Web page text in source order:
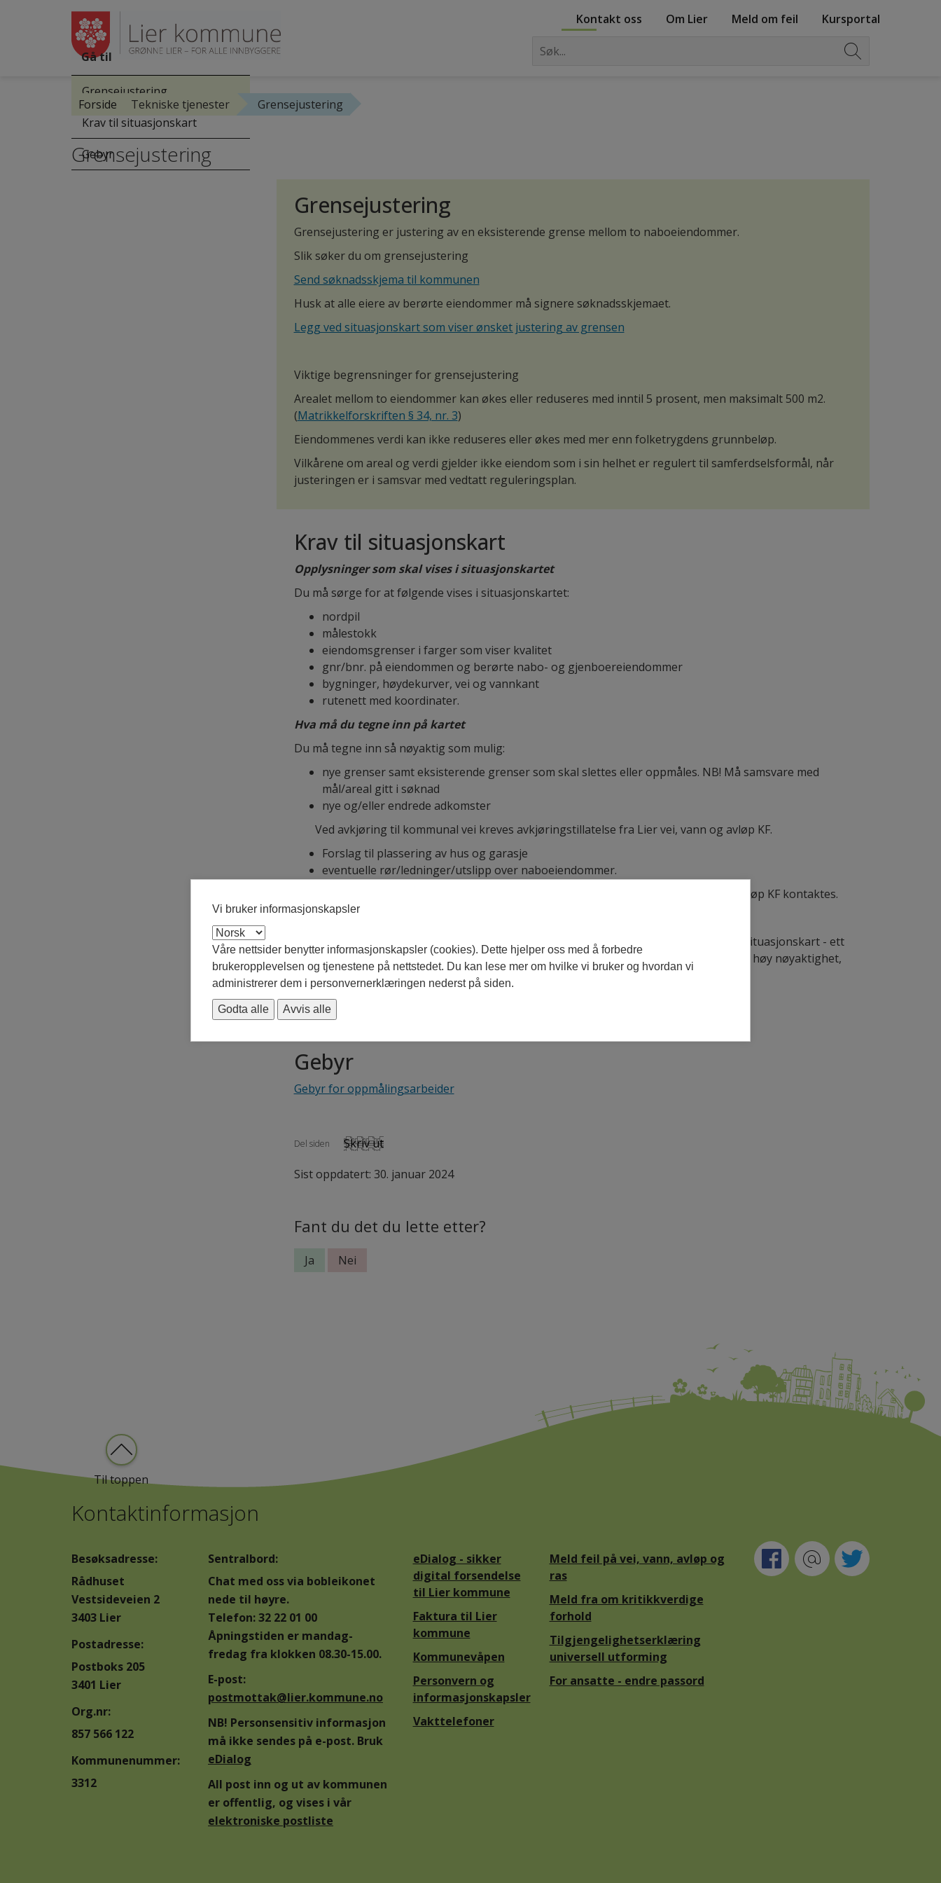
Kontakt oss Om Lier Meld om feil Kursportal
Forside Tekniske tjenester Grensejustering
Grensejustering
Gå til
Grensejustering
Krav til situasjonskart
Gebyr
Grensejustering
Grensejustering er justering av en eksisterende grense mellom to naboeiendommer.
Slik søker du om grensejustering
Send søknadsskjema til kommunen
Husk at alle eiere av berørte eiendommer må signere søknadsskjemaet.
Legg ved situasjonskart som viser ønsket justering av grensen
Viktige begrensninger for grensejustering
Arealet mellom to eiendommer kan økes eller reduseres med inntil 5 prosent, men maksimalt 500 m2.
(Matrikkelforskriften § 34, nr. 3)
Eiendommenes verdi kan ikke reduseres eller økes med mer enn folketrygdens grunnbeløp.
Vilkårene om areal og verdi gjelder ikke eiendom som i sin helhet er regulert til samferdselsformål, når
justeringen er i samsvar med vedtatt reguleringsplan.
Krav til situasjonskart
Opplysninger som skal vises i situasjonskartet
Du må sørge for at følgende vises i situasjonskartet:
nordpil
målestokk
eiendomsgrenser i farger som viser kvalitet
gnr/bnr. på eiendommen og berørte nabo- og gjenboereiendommer
bygninger, høydekurver, vei og vannkant
rutenett med koordinater.
Hva må du tegne inn på kartet
Du må tegne inn så nøyaktig som mulig:
nye grenser samt eksisterende grenser som skal slettes eller oppmåles. NB! Må samsvare med
mål/areal gitt i søknad
nye og/eller endrede adkomster
Ved avkjøring til kommunal vei kreves avkjøringstillatelse fra Lier vei, vann og avløp KF.
Forslag til plassering av hus og garasje
eventuelle rør/ledninger/utslipp over naboeiendommer.
For å vite hvor kommunale vann og avløpsledninger ligger, må Lier vei, vann og avløp KF kontaktes.
Er området regulert?
Dersom det foreligger reguleringsplan for området, er det ønskelig med to eller flere situasjonskart - ett
med og ett uten plan. Dersom reguleringsplanen følger oppmålt eiendomsgrense med høy nøyaktighet,
kan man samle alt på ett kart. Ved avvik må det fremgå at ny grense ikke er iht plan.
Eksempel på situasjonskart
Gebyr
Gebyr for oppmålingsarbeider
Del siden
Skriv ut
Sist oppdatert: 30. januar 2024
Fant du det du lette etter?
Til toppen
Kontaktinformasjon
Besøksadresse:
Rådhuset
Vestsideveien 2
3403 Lier
Postadresse:
Postboks 205
3401 Lier
Org.nr:
857 566 122
Kommunenummer:
3312
Sentralbord:
Chat med oss via bobleikonet
nede til høyre.
Telefon: 32 22 01 00
Åpningstiden er mandag-
fredag fra klokken 08.30-15.00.
E-post:
postmottak@lier.kommune.no
NB! Personsensitiv informasjon
må ikke sendes på e-post. Bruk
eDialog
All post inn og ut av kommunen
er offentlig, og vises i vår
elektroniske postliste
eDialog - sikker
digital forsendelse
til Lier kommune
Faktura til Lier
kommune
Kommunevåpen
Personvern og
informasjonskapsler
Vakttelefoner
Meld feil på vei, vann, avløp og
ras
Meld fra om kritikkverdige
forhold
Tilgjengelighetserklæring
universell utforming
For ansatte - endre passord
Vi bruker informasjonskapsler
Våre nettsider benytter informasjonskapsler (cookies). Dette hjelper oss med å forbedre
brukeropplevelsen og tjenestene på nettstedet. Du kan lese mer om hvilke vi bruker og hvordan vi
administrerer dem i personvernerklæringen nederst på siden.
Godta alle Avvis alle